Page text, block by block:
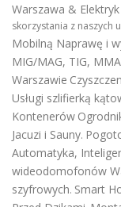
Warszawa &
skorzystania z naszych
Mobilną Naprawę i
MIG/MAG, TIG,
Warszawie
Usługi szlifierką
Kontenerów
Jacuzi i Sauny.
Automatyka,
wideodomofonów
szyfrowych. Smart